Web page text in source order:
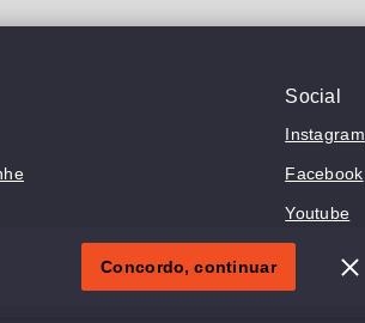
Social
Instagram
Facebook
Youtube
Concordo, continuar